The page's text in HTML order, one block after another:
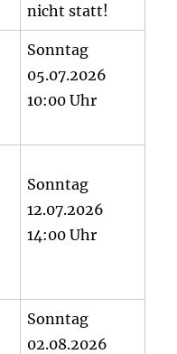
nicht statt!
Sonntag
05.07.2026
10:00 Uhr
Sonntag
12.07.2026
14:00 Uhr
Sonntag
02.08.2026